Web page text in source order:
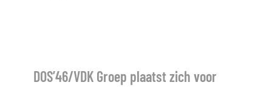
DOS’46/VDK Groep plaatst zich voor